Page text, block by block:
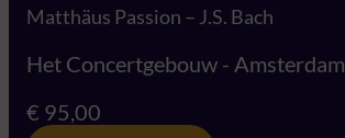
Matthäus Passion – J.S. Bach
Het Concertgebouw - Amsterdam
€ 95,00